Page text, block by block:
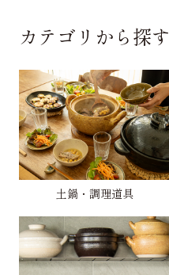
カテゴリから探す
土鍋・調理道具